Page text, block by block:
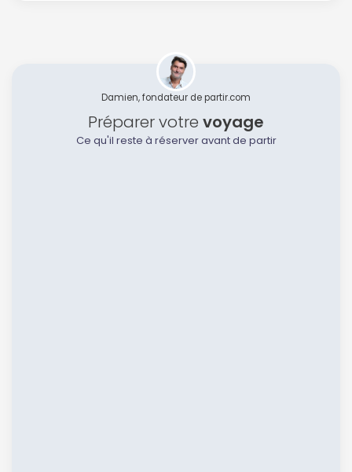
Damien, fondateur de partir.com
Préparer votre voyage
Ce qu'il reste à réserver avant de partir